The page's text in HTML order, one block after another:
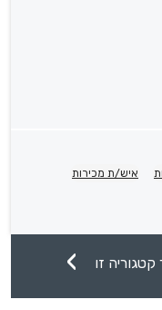
איש/ת מכירות
זו